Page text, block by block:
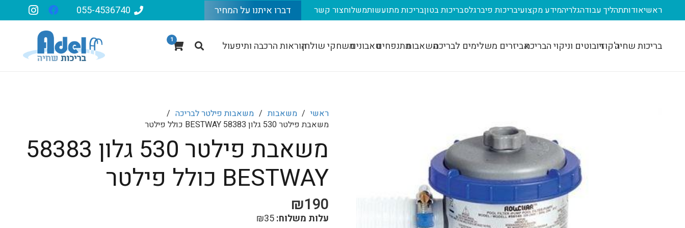
ראשיאודותתהליך עבודהגלריהמידע מקצועיבריכות פיברגלסבריכות בטוןבריכות מתועשותמשלוחצור קשר דברו איתנו על המחיר 055-4536740
בריכות שחיהג'קוזירובוטים וניקוי הבריכהאביזרים משלימים לבריכהמשאבותמתנפחיםטאבוניםמשחקי שולחןהוראות הרכבה ותיפעול 1
ראשי / משאבות / משאבות פילטר לבריכה /
משאבת פילטר 530 גלון 58383 BESTWAY כולל פילטר
משאבת פילטר 530 גלון 58383
BESTWAY כולל פילטר
₪190
עלות משלוח: ₪35